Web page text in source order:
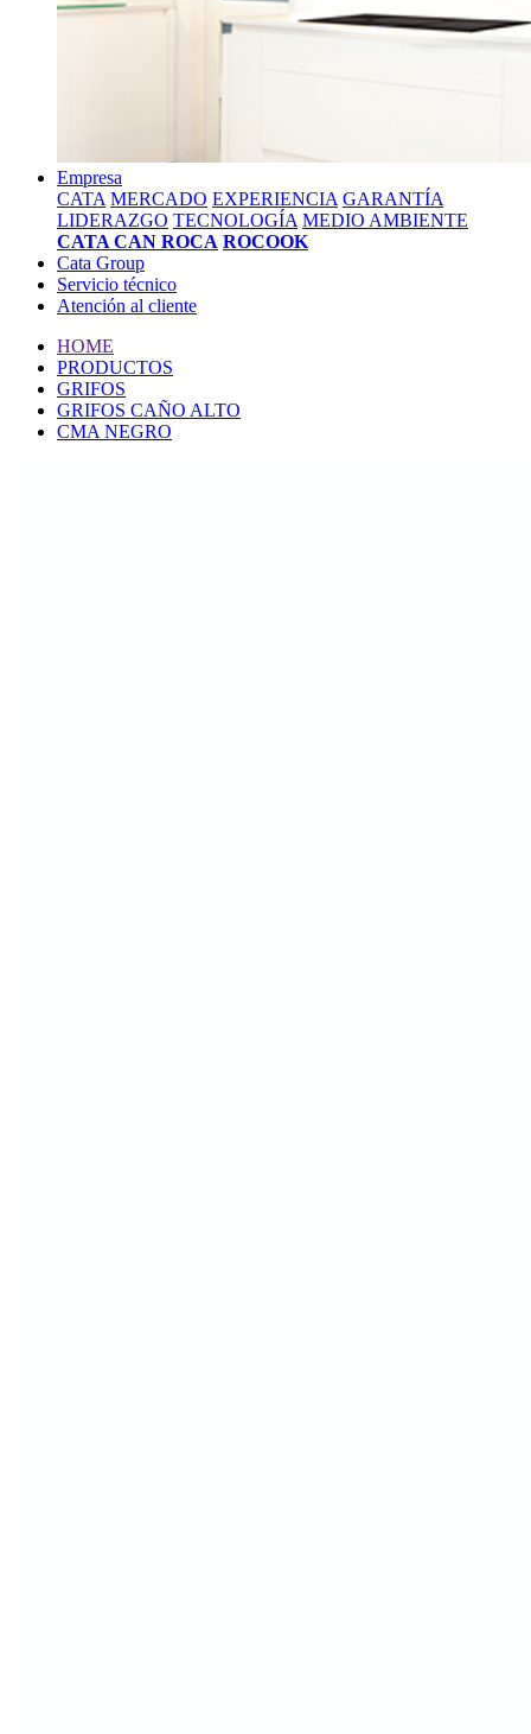
Empresa
CATA MERCADO EXPERIENCIA GARANTÍA
LIDERAZGO TECNOLOGÍA MEDIO AMBIENTE
CATA CAN ROCA ROCOOK
Cata Group
Servicio técnico
Atención al cliente
HOME
PRODUCTOS
GRIFOS
GRIFOS CAÑO ALTO
CMA NEGRO